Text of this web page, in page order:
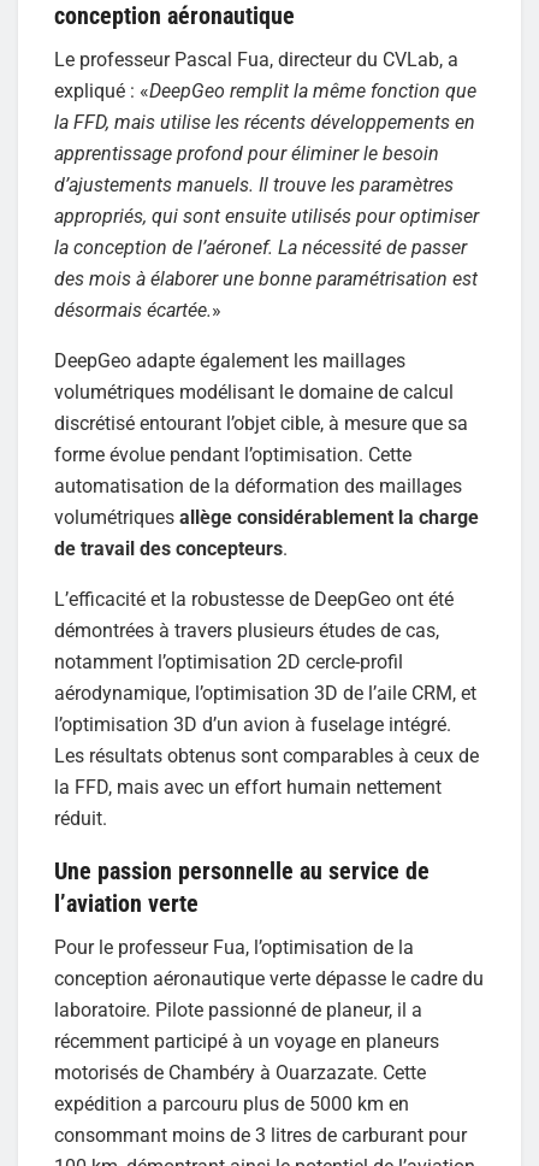
conception aéronautique
Le professeur Pascal Fua, directeur du CVLab, a
expliqué : «DeepGeo remplit la même fonction que
la FFD, mais utilise les récents développements en
apprentissage profond pour éliminer le besoin
d’ajustements manuels. Il trouve les paramètres
appropriés, qui sont ensuite utilisés pour optimiser
la conception de l’aéronef. La nécessité de passer
des mois à élaborer une bonne paramétrisation est
désormais écartée.»
DeepGeo adapte également les maillages
volumétriques modélisant le domaine de calcul
discrétisé entourant l’objet cible, à mesure que sa
forme évolue pendant l’optimisation. Cette
automatisation de la déformation des maillages
volumétriques allège considérablement la charge
de travail des concepteurs.
L’efficacité et la robustesse de DeepGeo ont été
démontrées à travers plusieurs études de cas,
notamment l’optimisation 2D cercle-profil
aérodynamique, l’optimisation 3D de l’aile CRM, et
l’optimisation 3D d’un avion à fuselage intégré.
Les résultats obtenus sont comparables à ceux de
la FFD, mais avec un effort humain nettement
réduit.
Une passion personnelle au service de
l’aviation verte
Pour le professeur Fua, l’optimisation de la
conception aéronautique verte dépasse le cadre du
laboratoire. Pilote passionné de planeur, il a
récemment participé à un voyage en planeurs
motorisés de Chambéry à Ouarzazate. Cette
expédition a parcouru plus de 5000 km en
consommant moins de 3 litres de carburant pour